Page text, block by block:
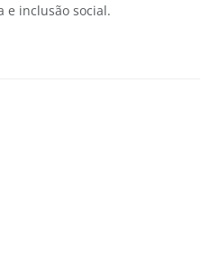
e inclusão social.